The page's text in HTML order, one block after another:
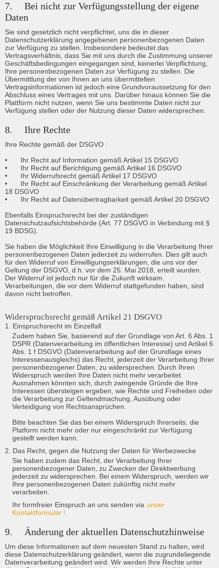
Info
7.	Bei nicht zur Verfügungsstellung der eigene
Daten
Sie sind gesetzlich nicht verpflichtet, uns die in dieser
Datenschutzerklärung angegebenen personenbezogenen Daten
zur Verfügung zu stellen. Insbesondere bedeutet das
Vertragsverhältnis, dass Sie mit uns durch die Zustimmung unserer
Geschäftsbedingungen eingegangen sind, keinerlei Verpflichtung,
Ihre personenbezogenen Daten zur Verfügung zu stellen. Die
Übermittlung der von Ihnen an uns übermittelten
Vertragsinformationen ist jedoch eine Grundvoraussetzung für den
Abschluss eines Vertrages mit uns. Darüber hinaus können Sie die
Plattform nicht nutzen, wenn Sie uns bestimmte Daten nicht zur
Verfügung stellen oder der Nutzung dieser Daten widersprechen.
8.	Ihre Rechte
Ihre Rechte gemäß der DSGVO :
•	Ihr Recht auf Information gemäß Artikel 15 DSGVO
•	Ihr Recht auf Berichtigung gemäß Artikel 16 DSGVO
•	Ihr Widerrufsrecht gemäß Artikel 17 DSGVO
•	Ihr Recht auf Einschränkung der Verarbeitung gemäß Artikel
18 DSGVO
•	Ihr Recht auf Datenübertragbarkeit gemäß Artikel 20 DSGVO
Ebenfalls Einspruchsrecht bei der zuständigen
Datenschutzaufsichtsbehörde (Art. 77 DSGVO in Verbindung mit §
19 BDSG).
Sie haben die Möglichkeit Ihre Einwilligung in die Verarbeitung Ihrer
personenbezogenen Daten jederzeit zu widerrufen. Dies gilt auch
für den Widerruf von Einwilligungserklärungen, die uns vor der
Geltung der DSGVO, d.h. vor dem 25. Mai 2018, erteilt wurden.
Der Widerruf ist jedoch nur für die Zukunft wirksam.
Verarbeitungen, die vor dem Widerruf stattgefunden haben, sind
davon nicht betroffen.
Widerspruchsrecht gemäß Artikel 21 DSGVO
1. Einspruchsrecht im Einzelfall
Zudem haben Sie, basierend auf der Grundlage von Art. 6 Abs. 1
DSPR (Datenverarbeitung im öffentlichen Interesse) und Artikel 6
Abs. 1 f DSGVO (Datenverarbeitung auf der Grundlage eines
Interessenausgleichs) das Recht, jederzeit der Verarbeitung Ihrer
personenbezogener Daten, zu widersprechen. Durch Ihren
Widerspruch werden Ihre Daten nicht mehr verarbeitet.
Ausnahmen könnten sich, durch zwingende Gründe die Ihre
Interessen übersteigen ergeben, wie Rechte und Freiheiten oder
die Verarbeitung zur Geltendmachung, Ausübung oder
Verteidigung von Rechtsansprüchen.
Bitte beachten Sie das bei einem Widerspruch Ihrerseits, die
Platform nicht mehr oder nur eingeschränkt zur Verfügung
gestellt werden kann.
2. Das Recht, gegen die Nutzung der Daten für Werbezwecke
Sie haben zudem das Recht, der Verarbeitung Ihrer
personenbezogener Daten, zu Zwecken der Direktwerbung
jederzeit zu widersprechen. Bei einem Widerspruch, werden wir
Ihre personenbezogenen Daten zukünftig nicht mehr
verarbeiten.
Ihr formfreier Einspruch an uns senden via unser
Kontaktformular !
9.	Änderung der aktuellen Datenschutzhinweise
Um diese Informationen auf dem neuesten Stand zu halten, wird
diese Datenschutzerklärung geändert, wenn die zugrundeliegende
Datenverarbeitung geändert wird. Wir werden Ihre Rechte unter